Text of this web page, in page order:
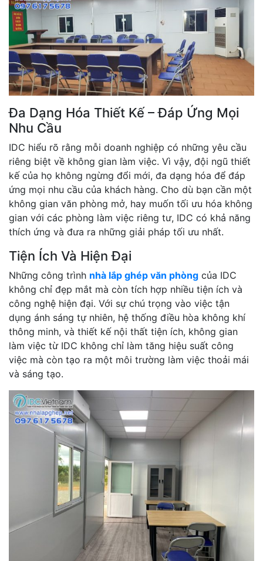
Đa Dạng Hóa Thiết Kế – Đáp Ứng Mọi
Nhu Cầu
IDC hiểu rõ rằng mỗi doanh nghiệp có những yêu cầu
riêng biệt về không gian làm việc. Vì vậy, đội ngũ thiết
kế của họ không ngừng đổi mới, đa dạng hóa để đáp
ứng mọi nhu cầu của khách hàng. Cho dù bạn cần một
không gian văn phòng mở, hay muốn tối ưu hóa không
gian với các phòng làm việc riêng tư, IDC có khả năng
thích ứng và đưa ra những giải pháp tối ưu nhất.
Tiện Ích Và Hiện Đại
Những công trình nhà lắp ghép văn phòng của IDC
không chỉ đẹp mắt mà còn tích hợp nhiều tiện ích và
công nghệ hiện đại. Với sự chú trọng vào việc tận
dụng ánh sáng tự nhiên, hệ thống điều hòa không khí
thông minh, và thiết kế nội thất tiện ích, không gian
làm việc từ IDC không chỉ làm tăng hiệu suất công
việc mà còn tạo ra một môi trường làm việc thoải mái
và sáng tạo.